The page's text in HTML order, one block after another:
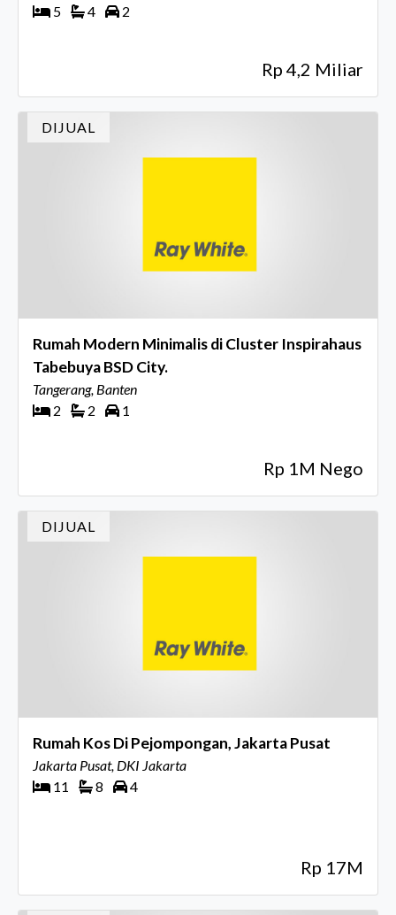
5 4 2
Rp 4,2 Miliar
DIJUAL
Rumah Modern Minimalis di Cluster Inspirahaus
Tabebuya BSD City.
Tangerang, Banten
2
2 1
Rp 1M Nego
DIJUAL
Rumah Kos Di Pejompongan, Jakarta Pusat
Jakarta Pusat, DKI Jakarta
11
8 4
Rp 17M